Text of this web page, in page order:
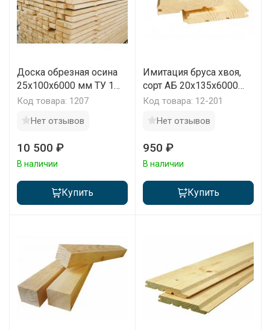
Доска обрезная осина
25х100х6000 мм ТУ 1
сорт 1 м3
Код товара: 1207
Нет отзывов
10 500 ₽
В наличии
Купить
Имитация бруса хвоя,
сорт АБ 20х135х6000
мм (м2)
Код товара: 12-201
Нет отзывов
950 ₽
В наличии
Купить